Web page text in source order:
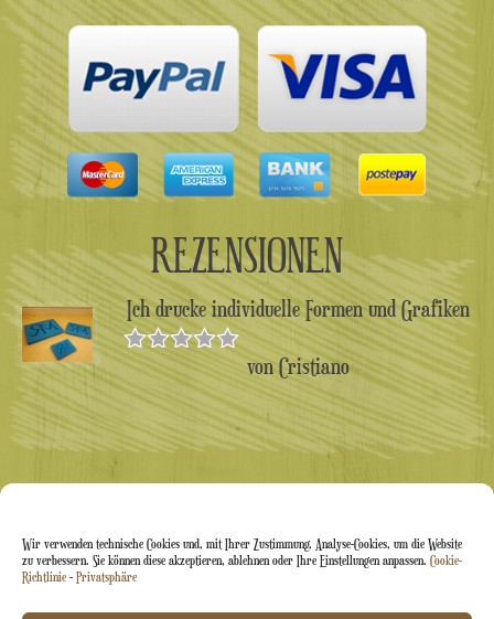
Wir verwenden technische Cookies und, mit Ihrer Zustimmung, Analyse-Cookies, um die Website
zu verbessern. Sie können diese akzeptieren, ablehnen oder Ihre Einstellungen anpassen. Cookie-
Richtlinie - Privatsphäre
REZENSIONEN
Ich drucke individuelle Formen und Grafiken
Bewertet
mit 5 von 5
von Cristiano